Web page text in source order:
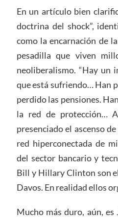
En un artículo bien
doctrina del shock”,
como la encarnación de
pesadilla que viven
neoliberalismo. “Hay un
que está sufriendo… Han
perdido las pensiones.
la red de protección…
presenciado el ascenso
red hiperconectada de
del sector bancario y
Bill y Hillary Clinton son
Davos. En realidad ellos
Mucho más duro, aún, es